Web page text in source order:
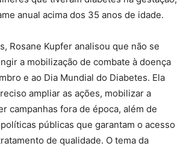
anual acima dos 35 anos de idade.
Rosane Kupfer analisou que não se
a mobilização de combate à doença
e ao Dia Mundial do Diabetes. Ela
ampliar as ações, mobilizar a
campanhas fora de época, além de
públicas que garantam o acesso
de qualidade. O tema da